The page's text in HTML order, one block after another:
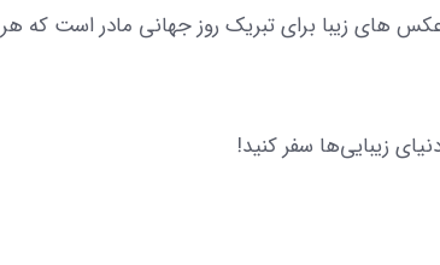
اینجا شما را به تماشای مجموعه‌ای از عکس‌های متنوع و زیبا دعوت می‌کنیم. این مجموعه شامل 28 عکس های
زیبایی‌ها سفر کنید!